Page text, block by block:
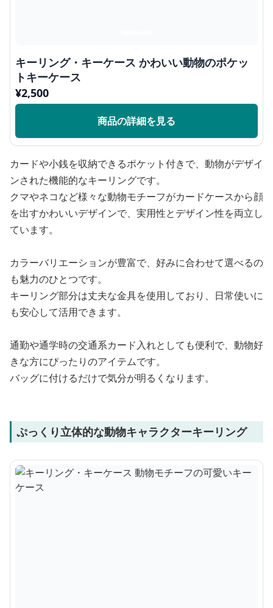
キーリング・キーケース かわいい動物のポケッ
トキーケース
¥2,500
商品の詳細を見る
カードや小銭を収納できるポケット付きで、動物がデザイ
ンされた機能的なキーリングです。
クマやネコなど様々な動物モチーフがカードケースから顔
を出すかわいいデザインで、実用性とデザイン性を両立し
ています。
カラーバリエーションが豊富で、好みに合わせて選べるの
も魅力のひとつです。
キーリング部分は丈夫な金具を使用しており、日常使いに
も安心して活用できます。
通勤や通学時の交通系カード入れとしても便利で、動物好
きな方にぴったりのアイテムです。
バッグに付けるだけで気分が明るくなります。
ぷっくり立体的な動物キャラクターキーリング